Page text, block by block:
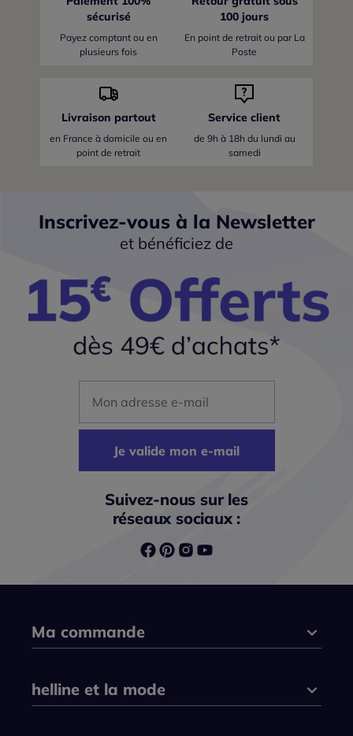
sécurisé
Payez comptant ou en
plusieurs fois
100 jours
En point de retrait ou par La
Poste
Livraison partout
en France à domicile ou en
point de retrait
Service client
de 9h à 18h du lundi au
samedi
Inscrivez-vous à la Newsletter
et bénéficiez de
Je valide mon e-mail
Suivez-nous sur les
réseaux sociaux :
Ma commande
helline et la mode